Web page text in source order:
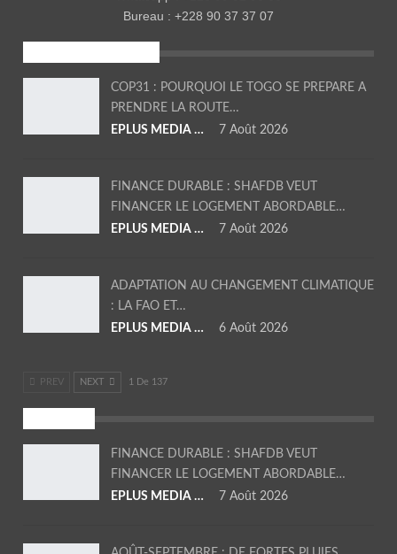
Bureau : +228 90 37 37 07
COP31 : POURQUOI LE TOGO SE PREPARE A
PRENDRE LA ROUTE…
EPLUS MEDIA TV
7 Août 2026
FINANCE DURABLE : SHAFDB VEUT
FINANCER LE LOGEMENT ABORDABLE…
EPLUS MEDIA TV
7 Août 2026
ADAPTATION AU CHANGEMENT CLIMATIQUE
: LA FAO ET…
EPLUS MEDIA TV
6 Août 2026
PREV NEXT 1 De 137
FINANCE DURABLE : SHAFDB VEUT
FINANCER LE LOGEMENT ABORDABLE…
EPLUS MEDIA TV
7 Août 2026